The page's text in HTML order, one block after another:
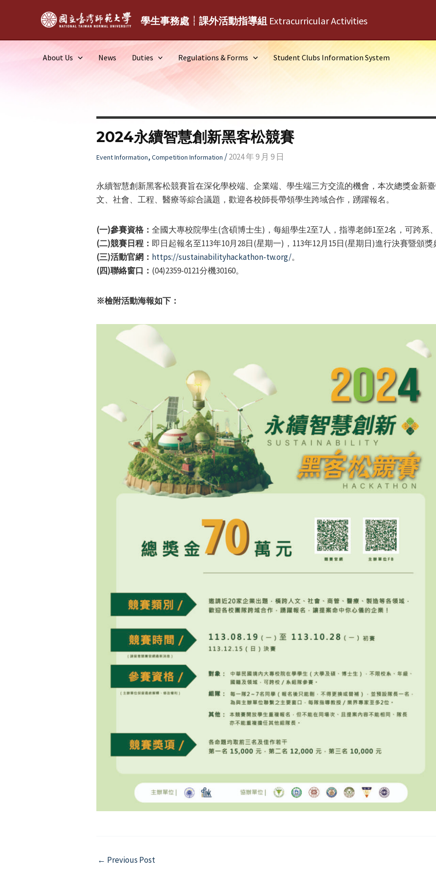
學生事務處┆課外活動指導組 Extracurricular Activities
About Us News Duties Regulations & Forms Student Clubs Information System
2024永續智慧創新黑客松競賽
Event Information, Competition Information /2024 年 9 月 9 日
永續智慧創新黑客松競賽旨在深化學校端、企業端、學生端三方交流的機會，本次總獎金新
文、社會、工程、醫療等綜合議題，歡迎各校師長帶領學生跨域合作，踴躍報名。
(一)參賽資格： 全國大專校院學生(含碩博士生)，每組學生2至7人，指導老師1至2名，可跨系
(二)競賽日程： 即日起報名至113年10月28日(星期一)，113年12月15日(星期日)進行決賽暨頒獎
(三)活動官網： https://sustainabilityhackathon-tw.org/。
(四)聯絡窗口： (04)2359-0121分機30160。
※檢附活動海報如下：
Post
← Previous Post